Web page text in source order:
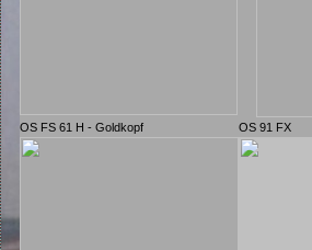
OS FS 61 H - Goldkopf OS 91 FX